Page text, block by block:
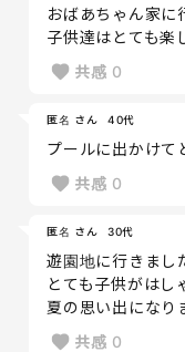
おばあちゃん家に
子供達はとても楽
共感 0
匿名 さん 40代
プールに出かけて
共感 0
匿名 さん 30代
遊園地に行きまし
とても子供がはし
夏の思い出になり
共感 0